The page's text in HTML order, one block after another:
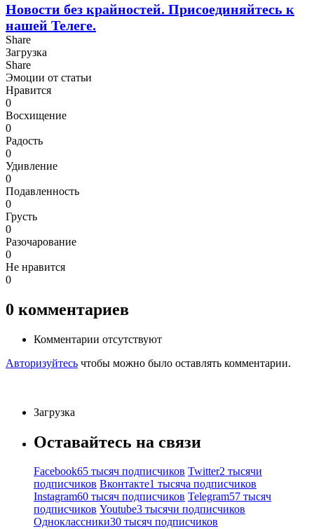
Новости без крайностей. Присоединяйтесь к
нашей Телеге.
Share
Загрузка
Share
Эмоции от статьи
Нравится
0
Восхищение
0
Радость
0
Удивление
0
Подавленность
0
Грусть
0
Разочарование
0
Не нравится
0
0 комментариев
Комментарии отсутствуют
Авторизуйтесь чтобы можно было оставлять комментарии.
Загрузка
Оставайтесь на связи
Facebook65 тысяч подписчиков Twitter2 тысячи
подписчиков Вконтакте1 тысяча подписчиков
Instagram60 тысяч подписчиков Telegram57 тысяч
подписчиков Youtube3 тысячи подписчиков
Одноклассники30 тысяч подписчиков